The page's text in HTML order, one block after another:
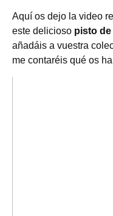
Aquí os dejo la video
este delicioso pisto
añadáis a vuestra
me contaréis qué os